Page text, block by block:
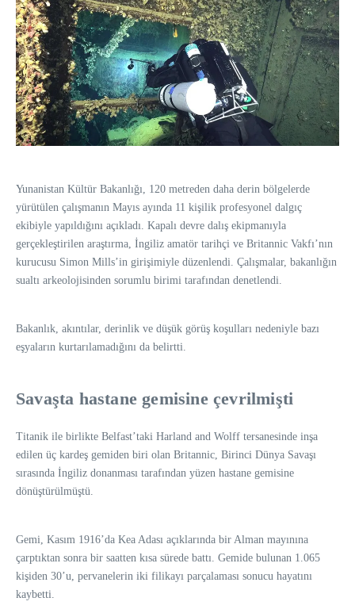
Yunanistan Kültür Bakanlığı, 120 metreden daha derin bölgelerde
yürütülen çalışmanın Mayıs ayında 11 kişilik profesyonel dalgıç
ekibiyle yapıldığını açıkladı. Kapalı devre dalış ekipmanıyla
gerçekleştirilen araştırma, İngiliz amatör tarihçi ve Britannic Vakfı’nın
kurucusu Simon Mills’in girişimiyle düzenlendi. Çalışmalar, bakanlığın
sualtı arkeolojisinden sorumlu birimi tarafından denetlendi.
Bakanlık, akıntılar, derinlik ve düşük görüş koşulları nedeniyle bazı
eşyaların kurtarılamadığını da belirtti.
Savaşta hastane gemisine çevrilmişti
Titanik ile birlikte Belfast’taki Harland and Wolff tersanesinde inşa
edilen üç kardeş gemiden biri olan Britannic, Birinci Dünya Savaşı
sırasında İngiliz donanması tarafından yüzen hastane gemisine
dönüştürülmüştü.
Gemi, Kasım 1916’da Kea Adası açıklarında bir Alman mayınına
çarptıktan sonra bir saatten kısa sürede battı. Gemide bulunan 1.065
kişiden 30’u, pervanelerin iki filikayı parçalaması sonucu hayatını
kaybetti.